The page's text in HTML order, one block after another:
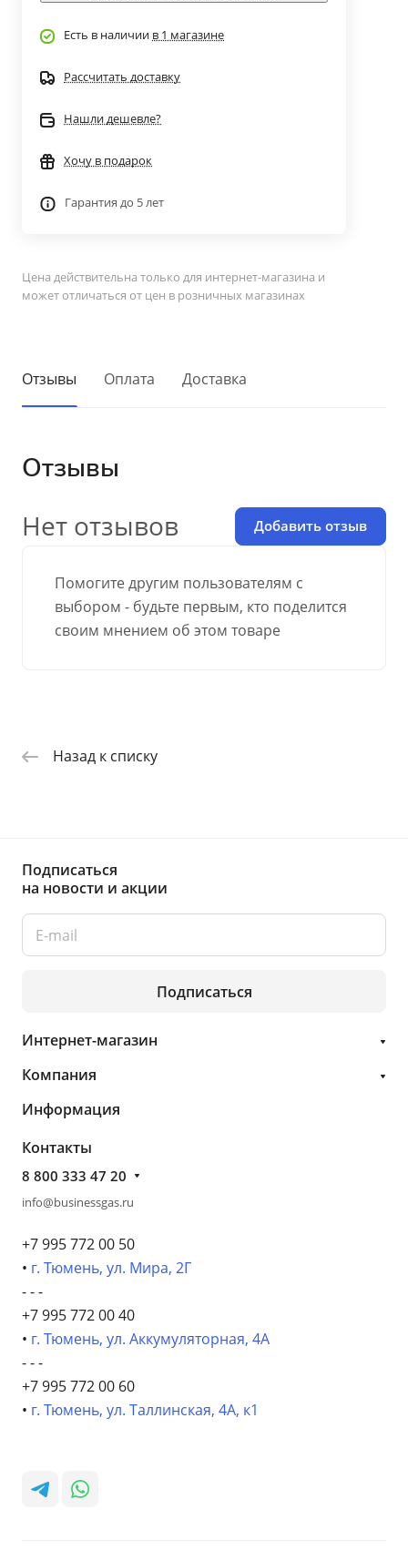
Есть в наличии в 1 магазине
Рассчитать доставку
Нашли дешевле?
Хочу в подарок
Гарантия до 5 лет
Цена действительна только для интернет-магазина и
может отличаться от цен в розничных магазинах
Отзывы Оплата Доставка
Отзывы
Помогите другим пользователям с
выбором - будьте первым, кто поделится
своим мнением об этом товаре
Нет отзывов Добавить отзыв
Назад к списку
Подписаться
на новости и акции
Подписаться
Интернет-магазин
Компания
Информация
Контакты
8 800 333 47 20
info@businessgas.ru
+7 995 772 00 50
• г. Тюмень, ул. Мира, 2Г
- - -
+7 995 772 00 40
• г. Тюмень, ул. Аккумуляторная, 4А
- - -
+7 995 772 00 60
• г. Тюмень, ул. Таллинская, 4А, к1